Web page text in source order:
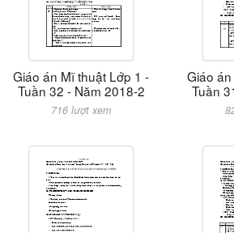
Giáo án Mĩ thuật Lớp 1 -
Tuần 32 - Năm 2018-2
716 lượt xem
Giáo
Tuần